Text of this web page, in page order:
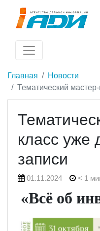
Главная
Новости
Тематический
класс уже
записи
01.11.2024 < 1
«Всё об